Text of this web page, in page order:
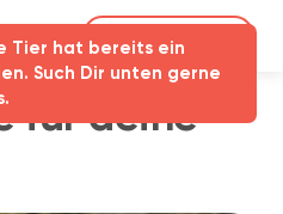
für deine
Tier hat bereits ein
Such Dir unten gerne